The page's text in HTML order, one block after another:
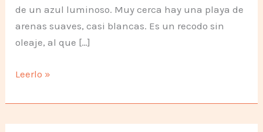
de un azul luminoso. Muy cerca hay una playa de
arenas suaves, casi blancas. Es un recodo sin
oleaje, al que […]
La
de
la
Leerlo »